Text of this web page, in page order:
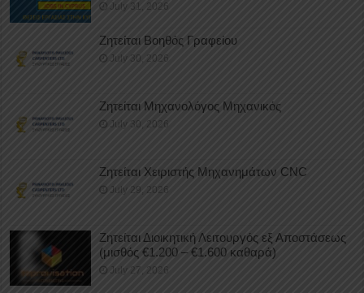
July 31, 2026
Ζητείται Βοηθός Γραφείου
July 30, 2026
Ζητείται Μηχανολόγος Μηχανικός
July 30, 2026
Ζητείται Χειριστής Μηχανημάτων CNC
July 29, 2026
Ζητείται Διοικητική Λειτουργός εξ Αποστάσεως
(μισθός €1.200 – €1.600 καθαρά)
July 27, 2026